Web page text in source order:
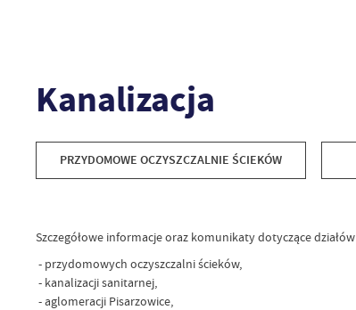
Kanalizacja
PRZYDOMOWE OCZYSZCZALNIE ŚCIEKÓW
Szczegółowe informacje oraz komunikaty dotyczące działów
- przydomowych oczyszczalni ścieków,
- kanalizacji sanitarnej,
- aglomeracji Pisarzowice,